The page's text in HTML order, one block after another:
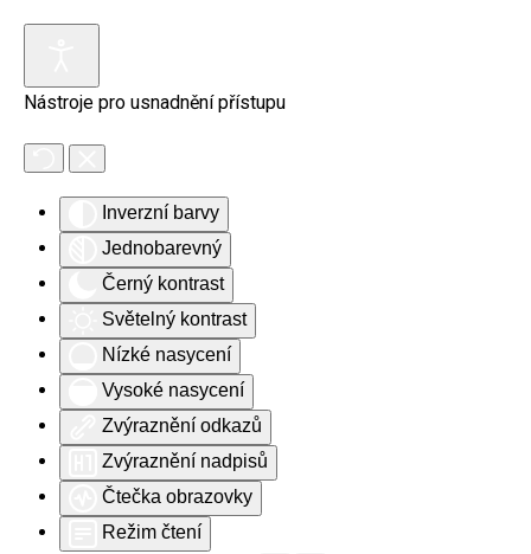
Nástroje pro usnadnění přístupu
Inverzní barvy
Jednobarevný
Černý kontrast
Světelný kontrast
Nízké nasycení
Vysoké nasycení
Zvýraznění odkazů
Zvýraznění nadpisů
Čtečka obrazovky
Režim čtení